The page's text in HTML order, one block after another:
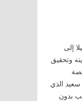
إلى
وتحقيق
الذي
بدون